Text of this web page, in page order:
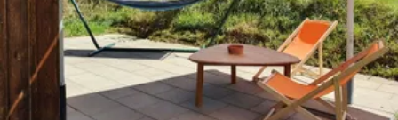
Registrieren
Gastgeber werden